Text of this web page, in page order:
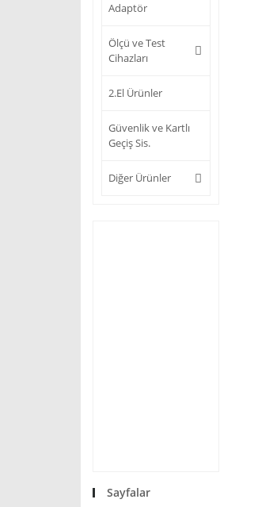
Adaptör
Ölçü ve Test
Cihazları
2.El Ürünler
Güvenlik ve Kartlı
Geçiş Sis.
Diğer Ürünler
Sayfalar